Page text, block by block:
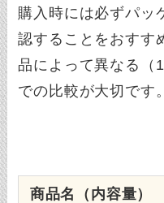
購入時には必ずパッ
認することをおすす
品によって異なる（
での比較が大切です。
商品名（内容量）